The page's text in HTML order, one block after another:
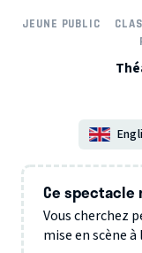
JEUNE PUBLIC
Ce spectacle
Vous cherchez
mise en scène à